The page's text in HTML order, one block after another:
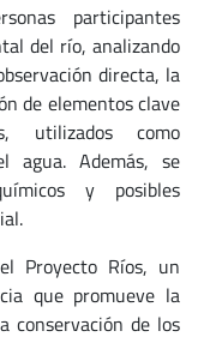
participantes
del río, analizando
directa, la
de elementos clave
utilizados como
agua. Además, se
y posibles
Proyecto Ríos, un
que promueve la
conservación de los